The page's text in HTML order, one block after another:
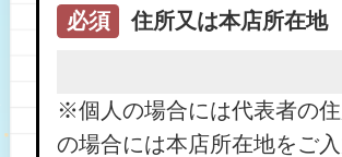
必須 住所又は本店所在地
※個人の場合には代表者の住
の場合には本店所在地をご